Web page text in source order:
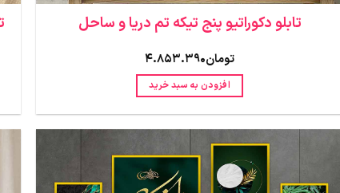
تابلو دکوراتیو پنج تیکه تم دریا و ساحل
تومان4.853.390
افزودن به سبد خرید